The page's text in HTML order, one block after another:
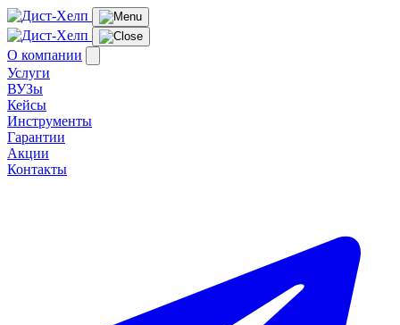
О компании
Услуги
ВУЗы
Кейсы
Инструменты
Гарантии
Акции
Контакты